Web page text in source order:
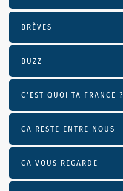
BRÈVES
BUZZ
C'EST QUOI TA FRANCE ?
CA RESTE ENTRE NOUS
CA VOUS REGARDE